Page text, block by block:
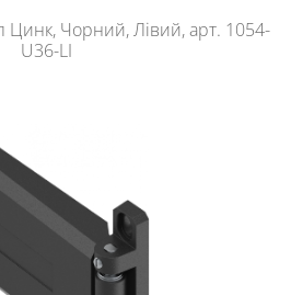
Цинк, Чорний, Лівий, арт. 1054-
U36-LI